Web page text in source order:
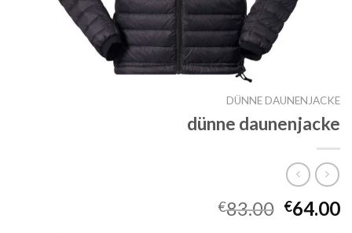
DÜNNE DAUNENJACKE
dünne daunenjacke
€83.00 €64.00